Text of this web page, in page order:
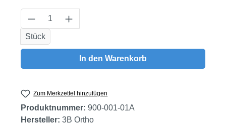
Produkt Anzahl: Gib den gewünschten
Stück
In den Warenkorb
Zum Merkzettel hinzufügen
Produktnummer: 900-001-01A
Hersteller: 3B Ortho